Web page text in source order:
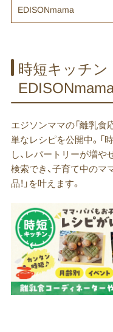
EDISONmama
時短キッチン
エジソンママの「離乳食
単なレシピを公開中。「
し、レパートリーが増
検索でき、子育て中のマ
品！」を叶えます。